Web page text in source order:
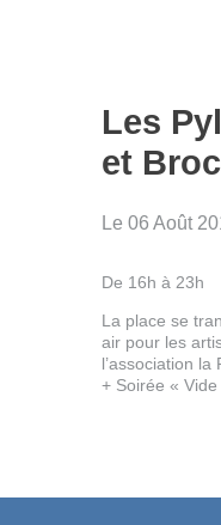
Les
et
Le 06 Août
De 16h à 23h
La place se
air pour les
l’association la
+ Soirée « Vide